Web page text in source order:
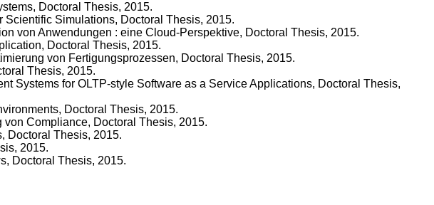
Doctoral Thesis, 2015.
Simulations, Doctoral Thesis, 2015.
von Anwendungen : eine Cloud-Perspektive, Doctoral Thesis, 2015.
Doctoral Thesis, 2015.
von Fertigungsprozessen, Doctoral Thesis, 2015.
Thesis, 2015.
Systems for OLTP-style Software as a Service Applications, Doctoral Thesis,
Doctoral Thesis, 2015.
Compliance, Doctoral Thesis, 2015.
Doctoral Thesis, 2015.
2015.
Doctoral Thesis, 2015.